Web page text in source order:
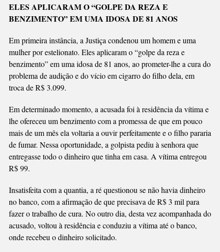
ELES APLICARAM O “GOLPE DA REZA E
BENZIMENTO” EM UMA IDOSA DE 81 ANOS
Em primeira instância, a Justiça condenou um homem e uma
mulher por estelionato. Eles aplicaram o “golpe da reza e
benzimento” em uma idosa de 81 anos, ao prometer-lhe a cura do
problema de audição e do vício em cigarro do filho dela, em
troca de R$ 3.099.
Em determinado momento, a acusada foi à residência da vítima e
lhe ofereceu um benzimento com a promessa de que em pouco
mais de um mês ela voltaria a ouvir perfeitamente e o filho pararia
de fumar. Nessa oportunidade, a golpista pediu à senhora que
entregasse todo o dinheiro que tinha em casa. A vítima entregou
R$ 99.
Insatisfeita com a quantia, a ré questionou se não havia dinheiro
no banco, com a afirmação de que precisava de R$ 3 mil para
fazer o trabalho de cura. No outro dia, desta vez acompanhada do
acusado, voltou à residência e conduziu a vítima até o banco,
onde recebeu o dinheiro solicitado.